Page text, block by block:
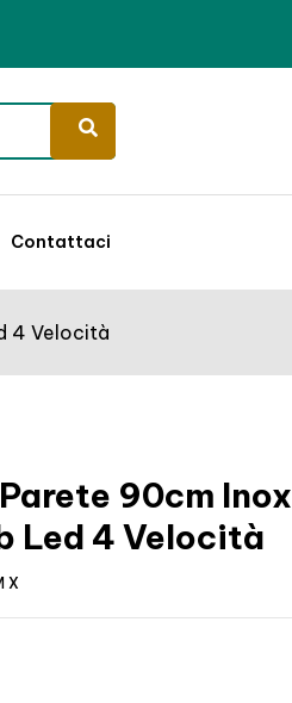
Contattaci
4 Velocità
90cm Inox
Led 4 Velocità
X